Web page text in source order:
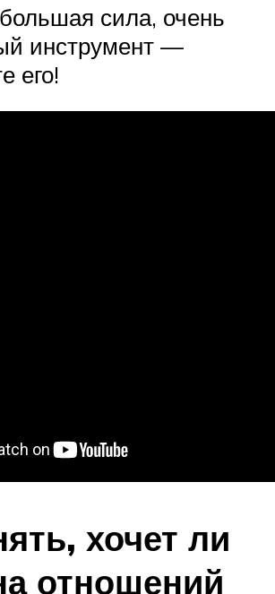
сила, очень
инструмент —
его!
хочет ли
отношений